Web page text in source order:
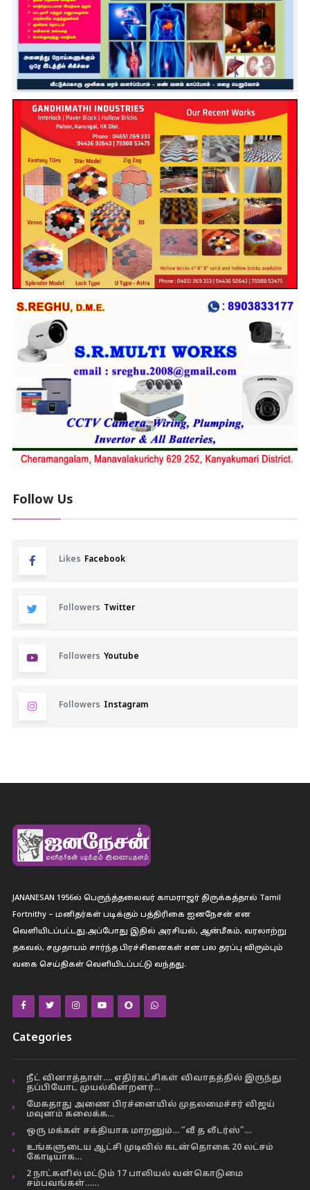
Follow Us
Likes Facebook
Followers Twitter
Followers Youtube
Followers Instagram
JANANESAN 1956ல் பெருந்த்தலைவர் காமராஜர் திருக்கத்தால் Tamil
Fortnithy – மனிதர்கள் படிக்கும் பத்திரிகை ஐனநேசன் என
வெளியிடப்பட்டது.அப்போது இதில் அரசியல், ஆன்மீகம், வரலாற்று
தகவல், சமுதாயம் சார்ந்த பிரச்சினைகள் என பல தரப்பு விரும்பும்
வகை செய்திகள் வெளியிடப்பட்டு வந்தது.
Categories
நீட் வினாத்தாள்…. எதிர்கட்சிகள் விவாதத்தில் இருந்து
தப்பியோட முயல்கின்றனர்…
மேகதாது அணை பிரச்னையில் முதலமைச்சர் விஜய்
மவுனம் கலைக்க…
ஒரு மக்கள் சக்தியாக மாறனும்… “வீ த லீடர்ஸ்”…
உங்களுடைய ஆட்சி முடிவில் கடன்தொகை 20 லட்சம்
கோடியாக…
2 நாட்களில் மட்டும் 17 பாலியல் வன்கொடுமை
சம்பவங்கள்……